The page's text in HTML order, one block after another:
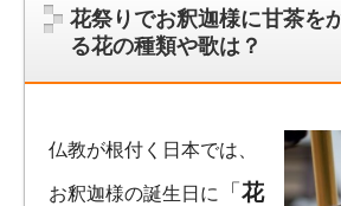
花祭りでお釈迦様に甘茶を
る花の種類や歌は？
仏教が根付く日本では、
お釈迦様の誕生日に 「花